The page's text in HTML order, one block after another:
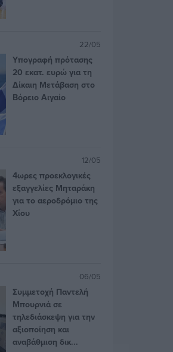
22/05
Υπογραφή πρότασης
20 εκατ. ευρώ για τη
Δίκαιη Μετάβαση στο
Βόρειο Αιγαίο
12/05
4ωρες προεκλογικές
εξαγγελίες Μηταράκη
για το αεροδρόμιο της
Χίου
06/05
Συμμετοχή Παντελή
Μπουρνιά σε
τηλεδιάσκεψη για την
αξιοποίηση και
αναβάθμιση δικ...